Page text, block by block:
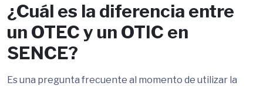
¿Cuál es la diferencia entre
un OTEC y un OTIC en
SENCE?
Es una pregunta frecuente al momento de utilizar la